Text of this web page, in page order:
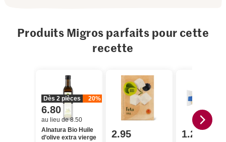
Produits Migros parfaits pour cette
recette
Dès 2 pièces 20%
6.80
au lieu de 8.50
Alnatura Bio Huile
d’olive extra vierge
2.95 1.20